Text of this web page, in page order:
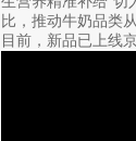
比，推动牛奶品类
目前，新品已上线